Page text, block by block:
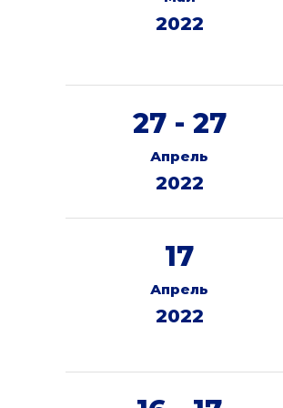
2022
27 - 27
Апрель
2022
17
Апрель
2022